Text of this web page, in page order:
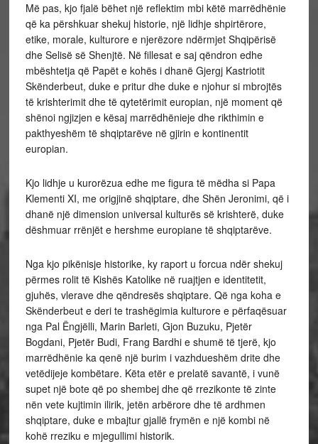
Më pas, kjo fjalë bëhet një reflektim mbi këtë marrëdhënie
që ka përshkuar shekuj historie, një lidhje shpirtërore,
etike, morale, kulturore e njerëzore ndërmjet Shqipërisë
dhe Selisë së Shenjtë. Në fillesat e saj qëndron edhe
mbështetja që Papët e kohës i dhanë Gjergj Kastriotit
Skënderbeut, duke e pritur dhe duke e njohur si mbrojtës
të krishterimit dhe të qytetërimit europian, një moment që
shënoi ngjizjen e kësaj marrëdhënieje dhe rikthimin e
pakthyeshëm të shqiptarëve në gjirin e kontinentit
europian.
Kjo lidhje u kurorëzua edhe me figura të mëdha si Papa
Klementi XI, me origjinë shqiptare, dhe Shën Jeronimi, që i
dhanë një dimension universal kulturës së krishterë, duke
dëshmuar rrënjët e hershme europiane të shqiptarëve.
Nga kjo pikënisje historike, ky raport u forcua ndër shekuj
përmes rolit të Kishës Katolike në ruajtjen e identitetit,
gjuhës, vlerave dhe qëndresës shqiptare. Që nga koha e
Skënderbeut e deri te trashëgimia kulturore e përfaqësuar
nga Pal Ëngjëlli, Marin Barleti, Gjon Buzuku, Pjetër
Bogdani, Pjetër Budi, Frang Bardhi e shumë të tjerë, kjo
marrëdhënie ka qenë një burim i vazhdueshëm drite dhe
vetëdijeje kombëtare. Këta etër e prelatë savantë, i vunë
supet një bote që po shembej dhe që rrezikonte të zinte
nën vete kujtimin ilirik, jetën arbërore dhe të ardhmen
shqiptare, duke e mbajtur gjallë frymën e një kombi në
kohë rreziku e mjegullimi historik.